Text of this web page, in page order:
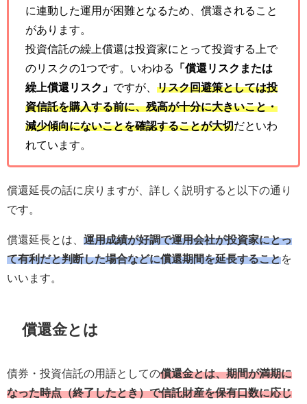
に連動した運用が困難となるため、償還されること
があります。
投資信託の繰上償還は投資家にとって投資する上で
のリスクの1つです。いわゆる
「償還リスクまたは
繰上償還リスク」 ですが、 リスク回避策としては投
資信託を購入する前に、残高が十分に大きいこと・
減少傾向にないことを確認することが大切だといわ
れています。
償還延長の話に戻りますが、詳しく説明すると以下の通り
です。
償還延長とは、 運用成績が好調で運用会社が投資家にとっ
て有利だと判断した場合などに償還期間を延長することを
いいます。
償還金とは
債券・投資信託の用語としての償還金とは、期間が満期に
なった時点（終了したとき）で信託財産を保有口数に応じ